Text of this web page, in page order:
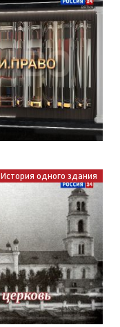
История одного здания